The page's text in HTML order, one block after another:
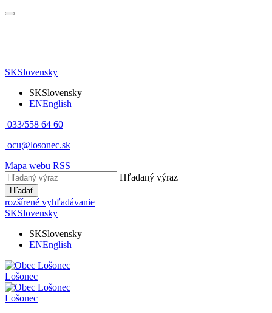
SKSlovensky
SKSlovensky
ENEnglish
033/558 64 60
ocu@losonec.sk
Mapa webu RSS
Hľadaný výraz
Hľadať
rozšírené vyhľadávanie
SKSlovensky
SKSlovensky
ENEnglish
Lošonec
Lošonec